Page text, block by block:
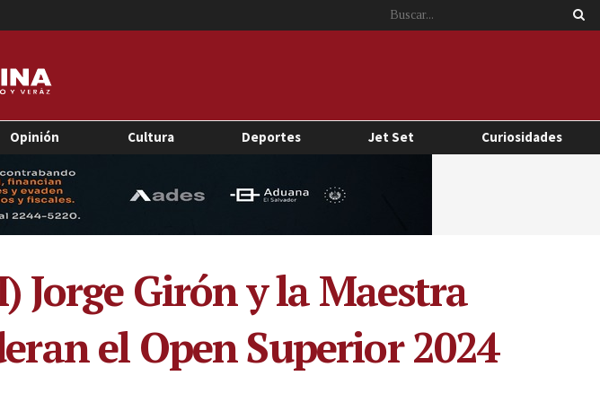
Opinión Cultura Deportes Jet Set Curiosidades
Girón y la Maestra
el Open Superior 2024